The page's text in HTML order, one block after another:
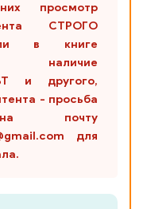
просмотр
СТРОГО
в книге
наличие
и другого,
- просьба
почту
для